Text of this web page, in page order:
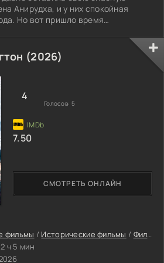
Анирудха, и у них спокойная
Но вот пришло время
(2026)
фильмы / Исторические фильмы / Фильмы
2 ч 5 мин
СМОТРЕТЬ ОНЛАЙН
4
Голосов: 5
7.50